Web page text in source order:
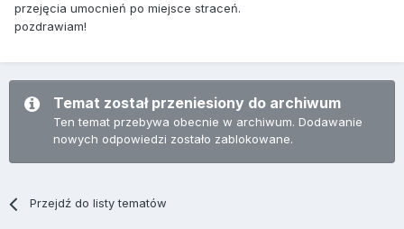
przejęcia umocnień po miejsce straceń.
pozdrawiam!
Temat został przeniesiony do archiwum
Ten temat przebywa obecnie w archiwum. Dodawanie
nowych odpowiedzi zostało zablokowane.
Przejdź do listy tematów